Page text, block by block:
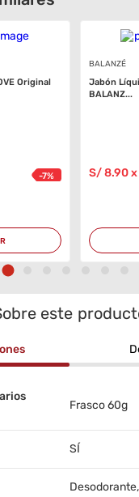
Original
-7%
BALANZÉ
Jabón
BALANZ...
S/8.90
este
Frasco 60g
SÍ